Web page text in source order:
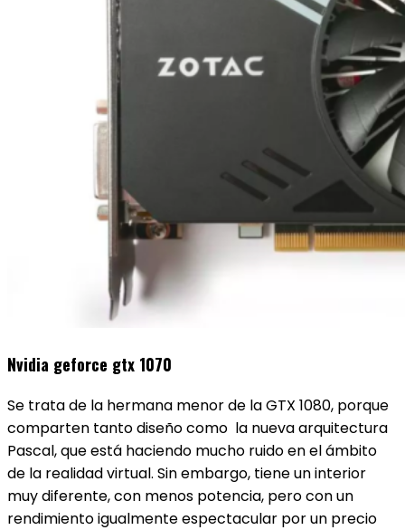
Nvidia geforce gtx 1070
Se trata de la hermana menor de la GTX 1080, porque
comparten tanto diseño como la nueva arquitectura
Pascal, que está haciendo mucho ruido en el ámbito
de la realidad virtual. Sin embargo, tiene un interior
muy diferente, con menos potencia, pero con un
rendimiento igualmente espectacular por un precio